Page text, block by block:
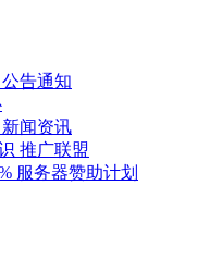
公告通知
新闻资讯
推广联盟
服务器赞助计划